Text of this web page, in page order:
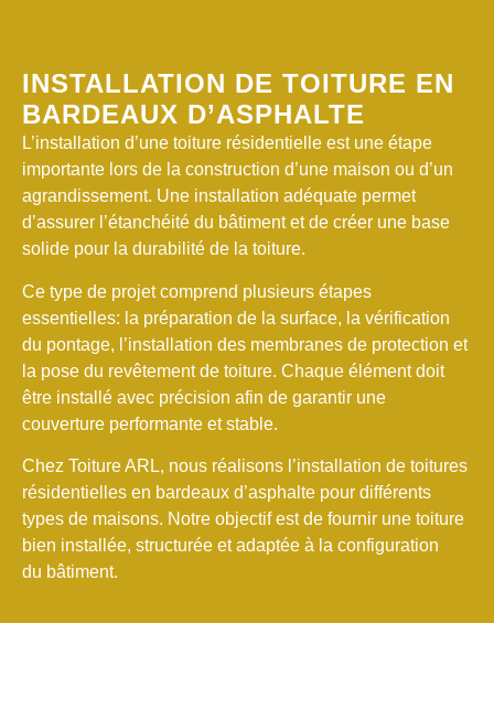
INSTALLATION DE TOITURE EN
BARDEAUX D’ASPHALTE
L’installation d’une toiture résidentielle est une étape
importante lors de la construction d’une maison ou d’un
agrandissement. Une installation adéquate permet
d’assurer l’étanchéité du bâtiment et de créer une base
solide pour la durabilité de la toiture.
Ce type de projet comprend plusieurs étapes
essentielles: la préparation de la surface, la vérification
du pontage, l’installation des membranes de protection et
la pose du revêtement de toiture. Chaque élément doit
être installé avec précision afin de garantir une
couverture performante et stable.
Chez Toiture ARL, nous réalisons l’installation de toitures
résidentielles en bardeaux d’asphalte pour différents
types de maisons. Notre objectif est de fournir une toiture
bien installée, structurée et adaptée à la configuration
du bâtiment.